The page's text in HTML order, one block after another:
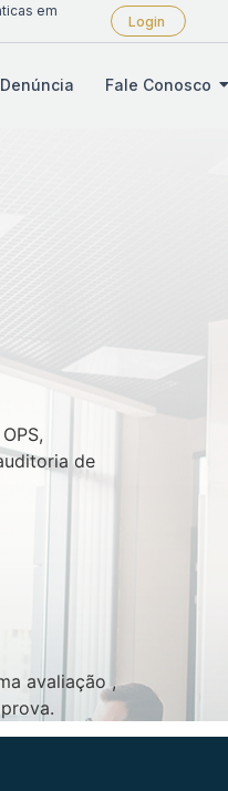
em
Login
Denúncia Fale Conosco
de
avaliação ,